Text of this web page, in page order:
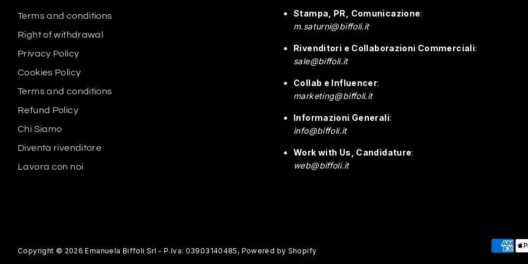
Terms and conditions
Right of withdrawal
Privacy Policy
Cookies Policy
Terms and conditions
Refund Policy
Chi Siamo
Diventa rivenditore
Lavora con noi
Stampa, PR, Comunicazione:
m.saturni@biffoli.it
Rivenditori e Collaborazioni Commerciali:
sale@biffoli.it
Collab e Influencer:
marketing@biffoli.it
Informazioni Generali:
info@biffoli.it
Work with Us, Candidature:
web@biffoli.it
Copyright © 2026Emanuela Biffoli Srl - P.Iva: 03903140485 , Powered by Shopify
Payment
methods